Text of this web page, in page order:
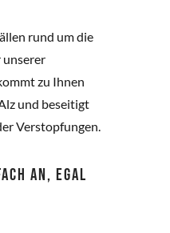
rund um die
unserer
zu Ihnen
und beseitigt
Verstopfungen.
AN, EGAL